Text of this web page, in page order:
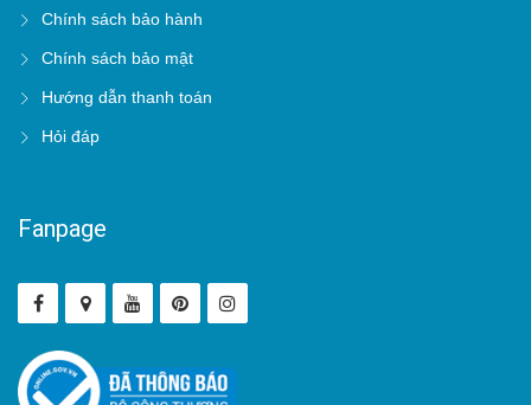
Chính sách bảo hành
Chính sách bảo mật
Hướng dẫn thanh toán
Hỏi đáp
Fanpage